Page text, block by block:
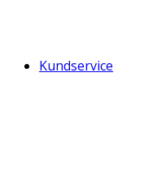
Kundservice